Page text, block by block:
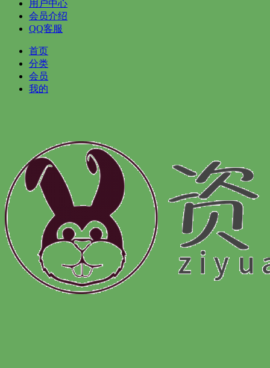
用户中心
会员介绍
QQ客服
首页
分类
会员
我的